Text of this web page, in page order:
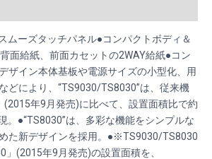
ムーズタッチパネル●コンパクトボディ＆
面給紙、前面カセットの2WAY給紙●コン
ザイン本体基板や電源サイズの小型化、用
どにより、“TS9030/TS8030”は、従来機
(2015年9月発売)に比べて、設置面積比で約
。●“TS8030”は、多彩な機能をシンプルな
た新デザインを採用。●※TS9030/TS8030
」(2015年9月発売)の設置面積を、